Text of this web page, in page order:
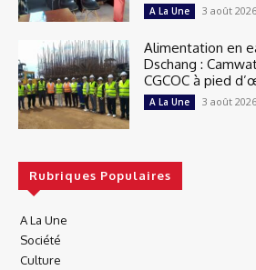
A La Une 3 août 2026
Alimentation en
Dschang :
CGCOC à pied
A La Une 3 août 2026
Rubriques Populaires
A La Une
Société
Culture